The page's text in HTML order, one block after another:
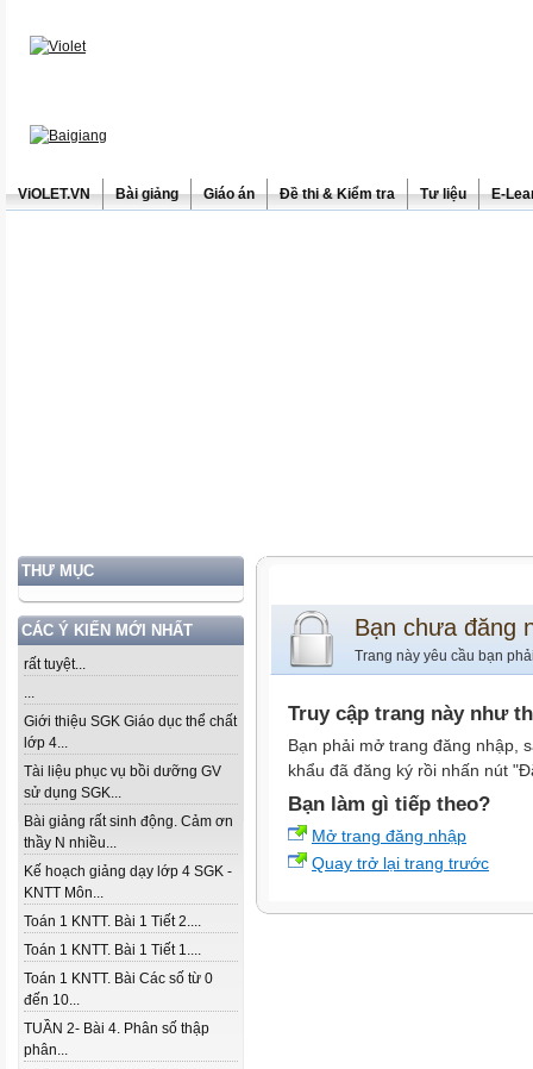
ViOLET.VN Bài giảng Giáo án Đề thi & Kiểm tra Tư liệu E-
THƯ MỤC
CÁC Ý KIẾN MỚI NHẤT
rất tuyệt...
...
Giới thiệu SGK Giáo dục thể chất
lớp 4...
Tài liệu phục vụ bồi dưỡng GV
sử dụng SGK...
Bài giảng rất sinh động. Cảm ơn
thầy N nhiều...
Kế hoạch giảng dạy lớp 4 SGK -
KNTT Môn...
Toán 1 KNTT. Bài 1 Tiết 2....
Toán 1 KNTT. Bài 1 Tiết 1....
Toán 1 KNTT. Bài Các số từ 0
đến 10...
TUẦN 2- Bài 4. Phân số thập
phân...
Bạn chưa đăng
Trang này yêu cầu bạn
Truy cập trang này như
Bạn phải mở trang đăng nhập,
khẩu đã đăng ký rồi nhấn nút
Bạn làm gì tiếp theo?
Mở trang đăng nhập
Quay trở lại trang trước